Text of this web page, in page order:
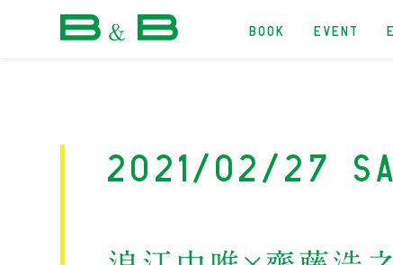
BOOK EVENT
2021/02/27